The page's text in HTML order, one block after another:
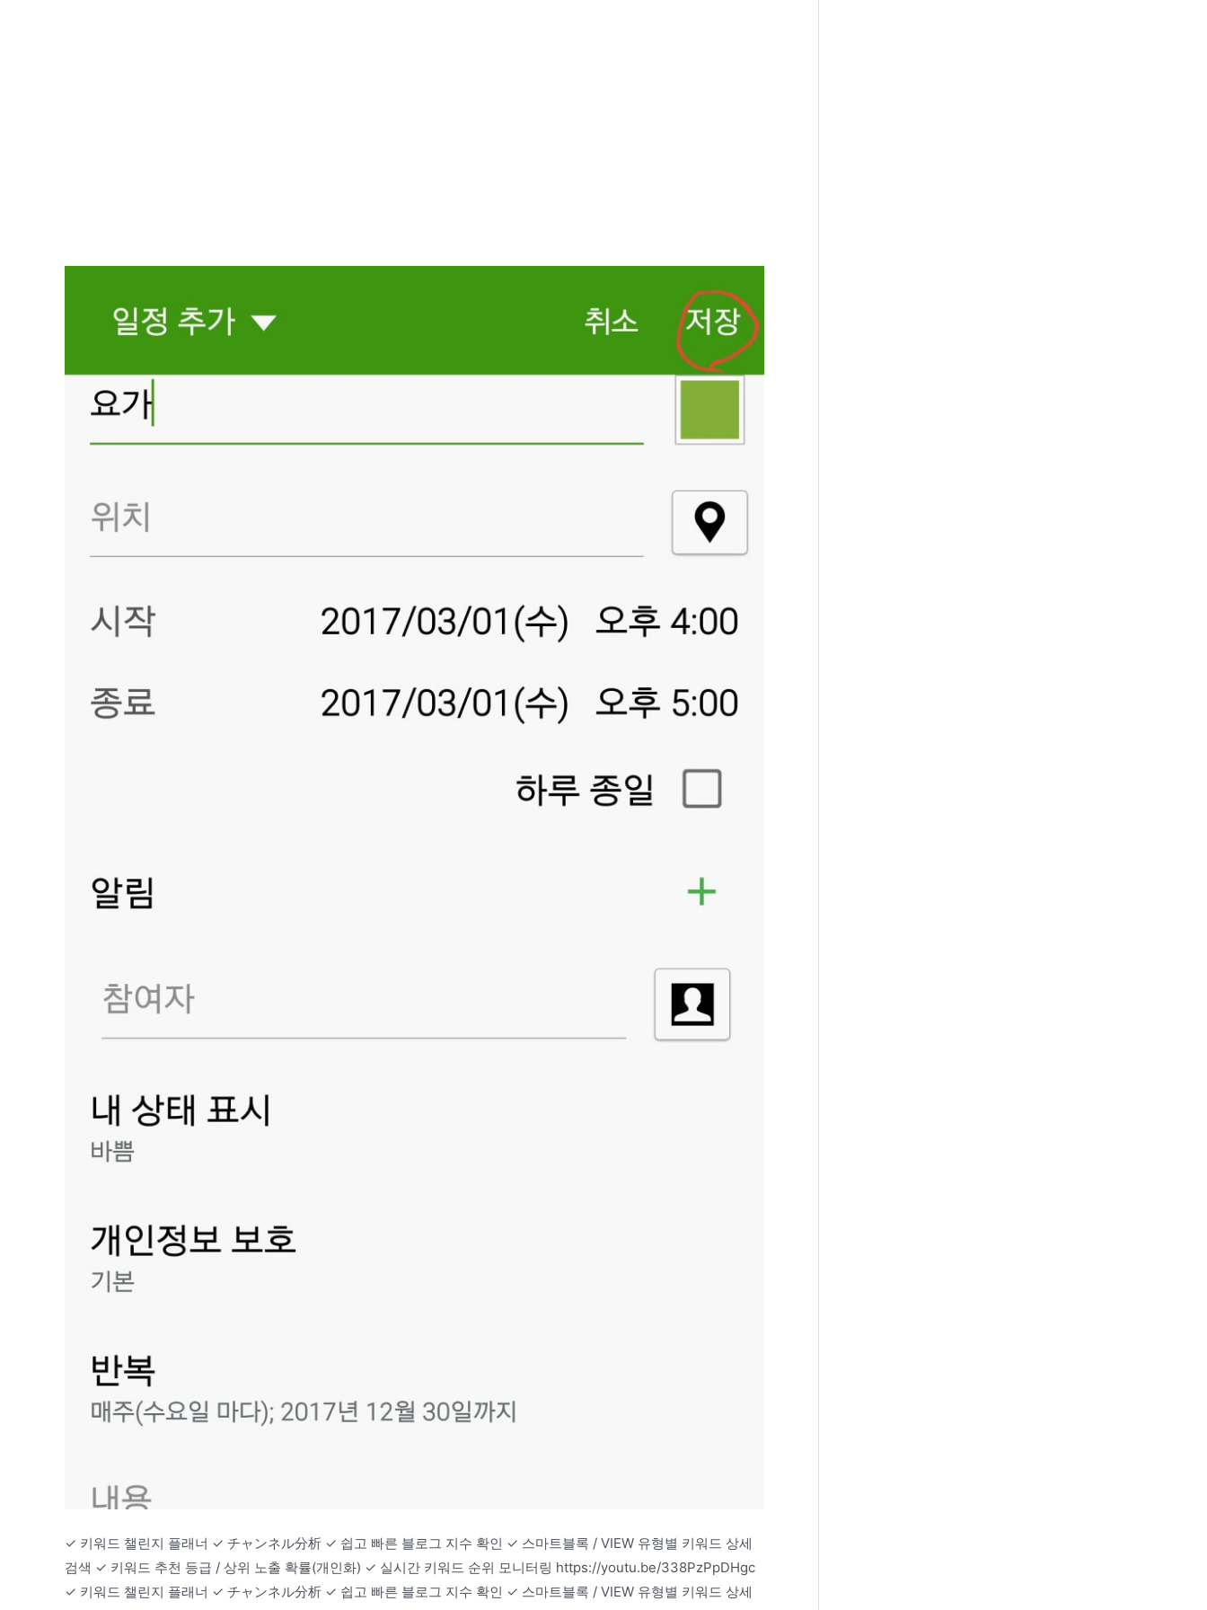
✓ 키워드 챌린지 플래너 ✓ チャンネル分析 ✓ 쉽고 빠른 블로그 지수 확인 ✓ 스마트블록 / VIEW 유형별 키워드 상세
검색 ✓ 키워드 추천 등급 / 상위 노출 확률(개인화) ✓ 실시간 키워드 순위 모니터링 https://youtu.be/338PzPpDHgc
✓ 키워드 챌린지 플래너 ✓ チャンネル分析 ✓ 쉽고 빠른 블로그 지수 확인 ✓ 스마트블록 / VIEW 유형별 키워드 상세